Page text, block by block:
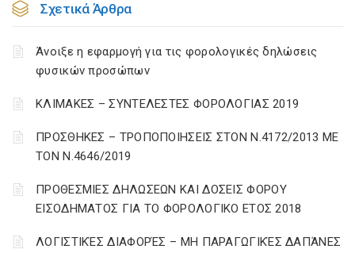
Σχετικά Άρθρα
Άνοιξε η εφαρμογή για τις φορολογικές δηλώσεις
φυσικών προσώπων
ΚΛΙΜΑΚΕΣ – ΣΥΝΤΕΛΕΣΤΕΣ ΦΟΡΟΛΟΓΙΑΣ 2019
ΠΡΟΣΘΗΚΕΣ – ΤΡΟΠΟΠΟΙΗΣΕΙΣ ΣΤΟΝ Ν.4172/2013 ΜΕ
ΤΟΝ Ν.4646/2019
ΠΡΟΘΕΣΜΙΕΣ ΔΗΛΩΣΕΩΝ ΚΑΙ ΔΟΣΕΙΣ ΦΟΡΟΥ
ΕΙΣΟΔΗΜΑΤΟΣ ΓΙΑ ΤΟ ΦΟΡΟΛΟΓΙΚΟ ΕΤΟΣ 2018
ΛΟΓΙΣΤΙΚΈΣ ΔΙΑΦΟΡΈΣ – ΜΗ ΠΑΡΑΓΩΓΙΚΈΣ ΔΑΠΆΝΕΣ